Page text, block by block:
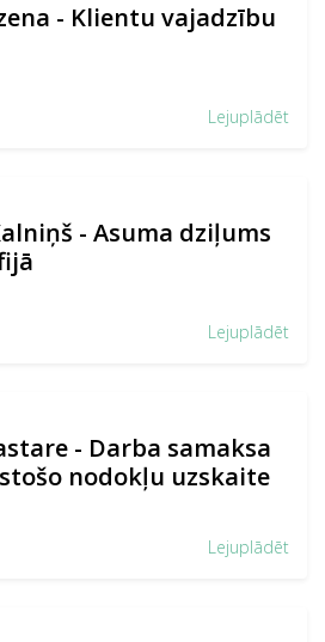
- Klientu vajadzību
Lejuplādēt
- Asuma dziļums
Lejuplādēt
- Darba samaksa
nodokļu uzskaite
Lejuplādēt